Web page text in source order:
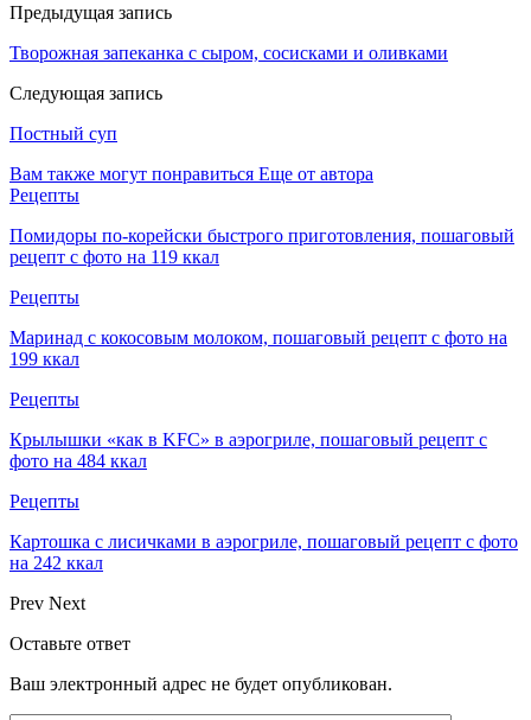
Предыдущая запись
Творожная запеканка с сыром, сосисками и оливками
Следующая запись
Постный суп
Вам также могут понравиться Еще от автора
Рецепты
Помидоры по-корейски быстрого приготовления, пошаговый
рецепт с фото на 119 ккал
Рецепты
Маринад с кокосовым молоком, пошаговый рецепт с фото на
199 ккал
Рецепты
Крылышки «как в KFC» в аэрогриле, пошаговый рецепт с
фото на 484 ккал
Рецепты
Картошка с лисичками в аэрогриле, пошаговый рецепт с фото
на 242 ккал
Prev Next
Оставьте ответ
Ваш электронный адрес не будет опубликован.